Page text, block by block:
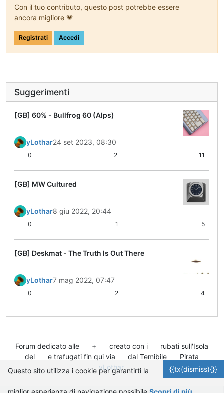
Con il tuo contributo, questo post potrebbe essere
ancora migliore 💗
Registrati Accedi
Suggerimenti
[GB] 60% - Bullfrog 60 (Alps)
yLothar24 set 2023, 08:30
0 2 11
[GB] MW Cultured
yLothar8 giu 2022, 20:44
0 1 5
[GB] Deskmat - The Truth Is Out There
yLothar7 mag 2022, 07:47
0 2 4
Forum dedicato alle + creato con i
rubati sull'Isola
del
e trafugati fin qui via dal Temibile
Pirata
yLothar. {{tx(dismiss){}}
Questo sito utilizza i cookie per garantirti la